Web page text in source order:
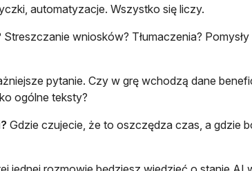
automatyzacje. Wszystko się liczy.
Streszczanie wniosków? Tłumaczenia?
pytanie. Czy w grę wchodzą dane
ogólne teksty?
Gdzie czujecie, że to oszczędza czas, a gdzie